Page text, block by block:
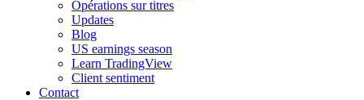
Opérations sur titres
Updates
Blog
US earnings season
Learn TradingView
Client sentiment
Contact